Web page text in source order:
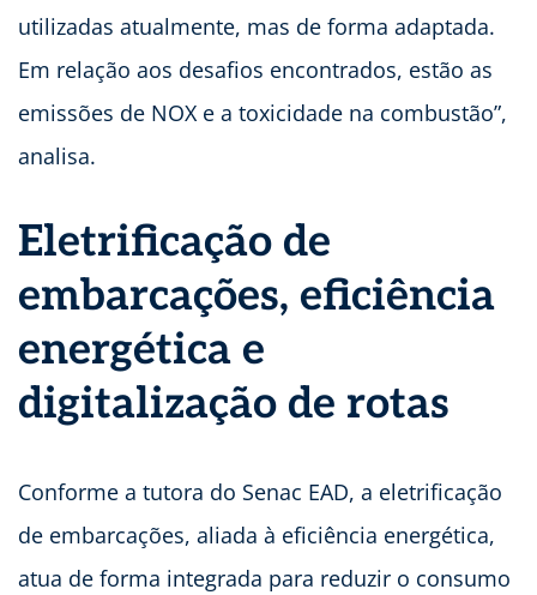
utilizadas atualmente, mas de forma adaptada.
Em relação aos desafios encontrados, estão as
emissões de NOX e a toxicidade na combustão”,
analisa.
Eletrificação de
embarcações, eficiência
energética e
digitalização de rotas
Conforme a tutora do Senac EAD, a eletrificação
de embarcações, aliada à eficiência energética,
atua de forma integrada para reduzir o consumo